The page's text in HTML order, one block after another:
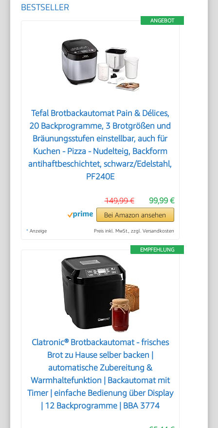
BESTSELLER
ANGEBOT
Tefal Brotbackautomat Pain & Délices,
20 Backprogramme, 3 Brotgrößen und
Bräunungsstufen einstellbar, auch für
Kuchen - Pizza - Nudelteig, Backform
antihaftbeschichtet, schwarz/Edelstahl,
PF240E
99,99 €
149,99 €
Bei Amazon ansehen
* Anzeige Preis inkl. MwSt., zzgl. Versandkosten
EMPFEHLUNG
Clatronic® Brotbackautomat - frisches
Brot zu Hause selber backen |
automatische Zubereitung &
Warmhaltefunktion | Backautomat mit
Timer | einfache Bedienung über Display
| 12 Backprogramme | BBA 3774